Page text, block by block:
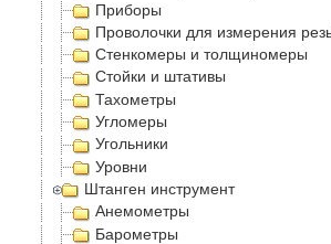
Приборы
Проволочки для измерения
Стенкомеры и толщиномеры
Стойки и штативы
Тахометры
Угломеры
Угольники
Уровни
Штанген инструмент
Анемометры
Барометры